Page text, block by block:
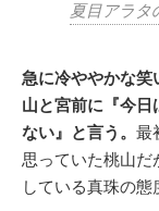
夏目アラ
急に冷ややかな笑
山と宮前に『今
ない』と言う。 最
思っていた桃山
している真珠の態